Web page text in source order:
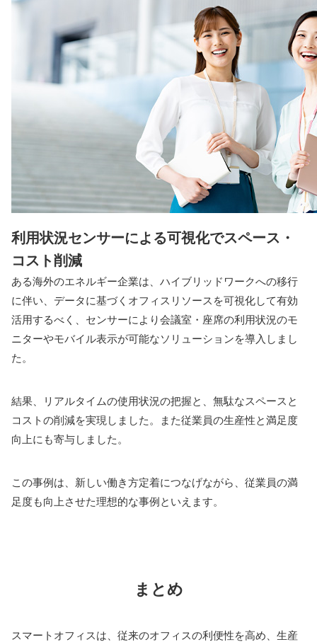
利用状況センサーによる可視化でスペース・
コスト削減
ある海外のエネルギー企業は、ハイブリッドワークへの移行
に伴い、データに基づくオフィスリソースを可視化して有効
活用するべく、センサーにより会議室・座席の利用状況のモ
ニターやモバイル表示が可能なソリューションを導入しまし
た。
結果、リアルタイムの使用状況の把握と、無駄なスペースと
コストの削減を実現しました。また従業員の生産性と満足度
向上にも寄与しました。
この事例は、新しい働き方定着につなげながら、従業員の満
足度も向上させた理想的な事例といえます。
まとめ
スマートオフィスは、従来のオフィスの利便性を高め、生産